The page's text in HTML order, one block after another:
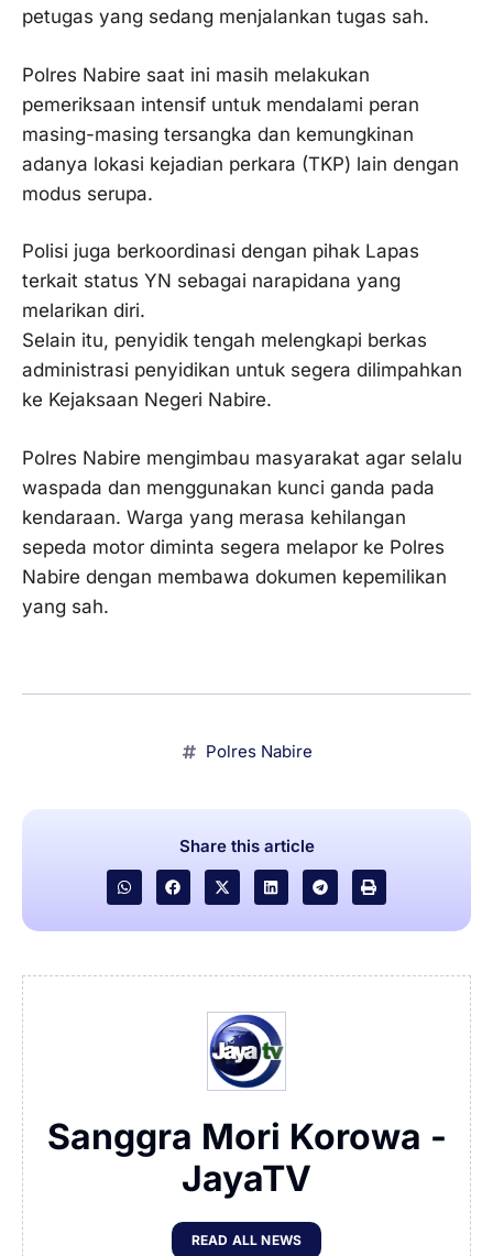
petugas yang sedang menjalankan tugas sah.
Polres Nabire saat ini masih melakukan
pemeriksaan intensif untuk mendalami peran
masing-masing tersangka dan kemungkinan
adanya lokasi kejadian perkara (TKP) lain dengan
modus serupa.
Polisi juga berkoordinasi dengan pihak Lapas
terkait status YN sebagai narapidana yang
melarikan diri.
Selain itu, penyidik tengah melengkapi berkas
administrasi penyidikan untuk segera dilimpahkan
ke Kejaksaan Negeri Nabire.
Polres Nabire mengimbau masyarakat agar selalu
waspada dan menggunakan kunci ganda pada
kendaraan. Warga yang merasa kehilangan
sepeda motor diminta segera melapor ke Polres
Nabire dengan membawa dokumen kepemilikan
yang sah.
Polres Nabire
Share this article
Sanggra Mori Korowa -
JayaTV
READ ALL NEWS